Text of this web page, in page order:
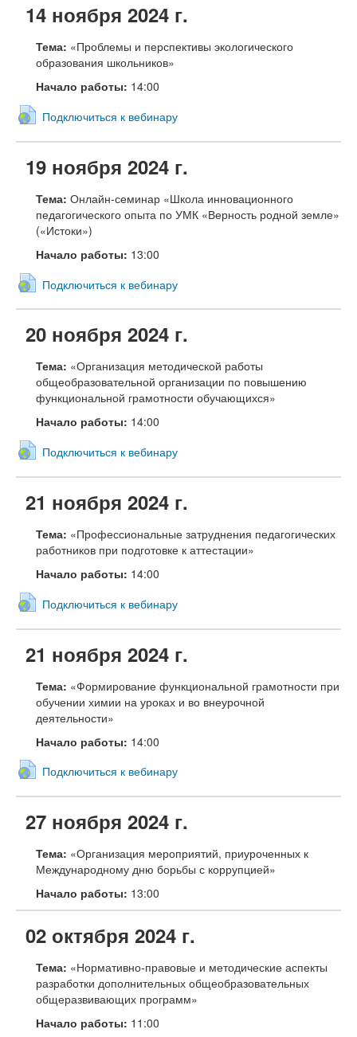
14 ноября 2024 г.
Тема: «Проблемы и перспективы экологического
образования школьников»
Начало работы: 14:00
Подключиться к вебинару
19 ноября 2024 г.
Тема: Онлайн-семинар «Школа инновационного
педагогического опыта по УМК «Верность родной земле»
(«Истоки»)
Начало работы: 13:00
Подключиться к вебинару
20 ноября 2024 г.
Тема: «Организация методической работы
общеобразовательной организации по повышению
функциональной грамотности обучающихся»
Начало работы: 14:00
Подключиться к вебинару
21 ноября 2024 г.
Тема: «Профессиональные затруднения педагогических
работников при подготовке к аттестации»
Начало работы: 14:00
Подключиться к вебинару
21 ноября 2024 г.
Тема: «Формирование функциональной грамотности при
обучении химии на уроках и во внеурочной
деятельности»
Начало работы: 14:00
Подключиться к вебинару
27 ноября 2024 г.
Тема: «Организация мероприятий, приуроченных к
Международному дню борьбы с коррупцией»
Начало работы: 13:00
02 октября 2024 г.
Тема: «Нормативно-правовые и методические аспекты
разработки дополнительных общеобразовательных
общеразвивающих программ»
Начало работы: 11:00